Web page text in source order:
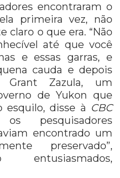
encontraram o
primeira vez, não
o que era. “Não
até que você
e essas garras, e
cauda e depois
Grant Zazula, um
de Yukon que
esquilo, disse à CBC
os pesquisadores
encontrado um
preservado”,